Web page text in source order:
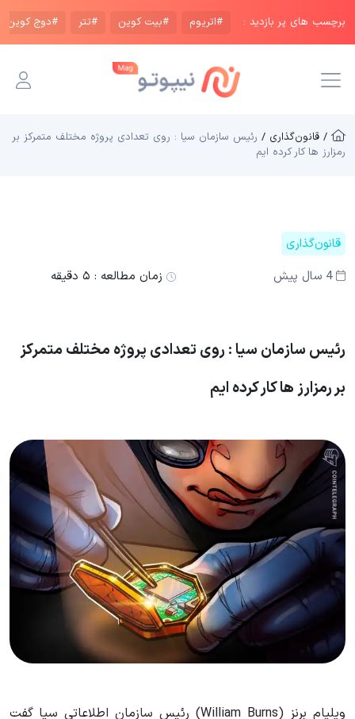
برچسب های پر بازدید : #اتریوم #بیت کوین #تتر #دوج کوین
/ قانون‌گذاری / رئیس سازمان سیا : روی تعدادی پروژه‌ مختلف متمرکز بر
رمزارز ها کار کرده ایم
قانون‌گذاری
4 سال پیش
زمان مطالعه : ۵ دقیقه
رئیس سازمان سیا : روی تعدادی پروژه‌ مختلف متمرکز
بر رمزارز ها کار کرده ایم
ویلیام برنز (William Burns) رئیس سازمان اطلاعاتی سیا گفت